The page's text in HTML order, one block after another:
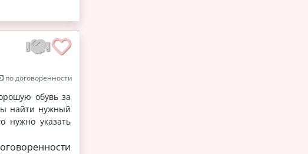
по договоренности
обувь за
найти нужный
нужно указать